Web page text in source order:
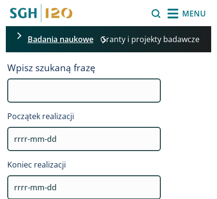
MENU
Badania naukowe Granty i projekty badawcze
Wpisz szukaną frazę
Początek realizacji
Koniec realizacji